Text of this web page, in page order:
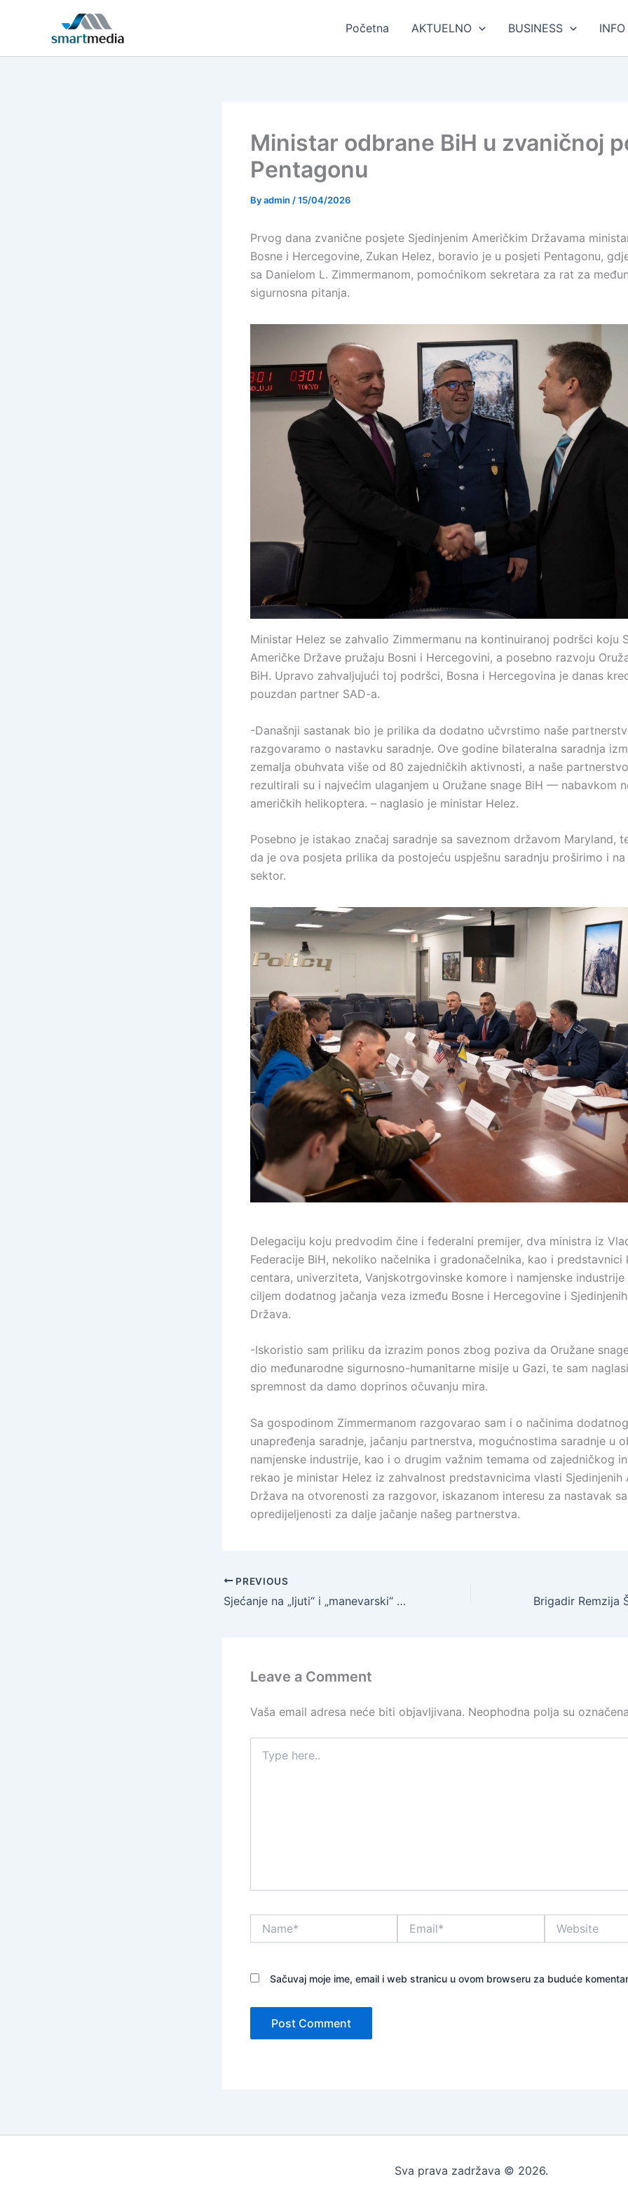
Početna AKTUELNO BUSINESS INFO
Ministar odbrane BiH u zvaničnoj
Pentagonu
Byadmin /15/04/2026
Prvog dana zvanične posjete Sjedinjenim Američkim Državama
Bosne i Hercegovine, Zukan Helez, boravio je u posjeti Pentagonu,
sa Danielom L. Zimmermanom, pomoćnikom sekretara za rat za
sigurnosna pitanja.
Ministar Helez se zahvalio Zimmermanu na kontinuiranoj podršci koju
Američke Države pružaju Bosni i Hercegovini, a posebno razvoju
BiH. Upravo zahvaljujući toj podršci, Bosna i Hercegovina je danas
pouzdan partner SAD-a.
-Današnji sastanak bio je prilika da dodatno učvrstimo naše
razgovaramo o nastavku saradnje. Ove godine bilateralna saradnja
zemalja obuhvata više od 80 zajedničkih aktivnosti, a naše
rezultirali su i najvećim ulaganjem u Oružane snage BiH — nabavkom
američkih helikoptera. – naglasio je ministar Helez.
Posebno je istakao značaj saradnje sa saveznom državom Maryland,
da je ova posjeta prilika da postojeću uspješnu saradnju proširimo i
sektor.
Delegaciju koju predvodim čine i federalni premijer, dva ministra iz
Federacije BiH, nekoliko načelnika i gradonačelnika, kao i predstavnici
centara, univerziteta, Vanjskotrgovinske komore i namjenske
ciljem dodatnog jačanja veza između Bosne i Hercegovine i
Država.
-Iskoristio sam priliku da izrazim ponos zbog poziva da Oružane
dio međunarodne sigurnosno-humanitarne misije u Gazi, te sam
spremnost da damo doprinos očuvanju mira.
Sa gospodinom Zimmermanom razgovarao sam i o načinima dodatnog
unapređenja saradnje, jačanju partnerstva, mogućnostima saradnje u
namjenske industrije, kao i o drugim važnim temama od zajedničkog
rekao je ministar Helez iz zahvalnost predstavnicima vlasti Sjedinjenih
Država na otvorenosti za razgovor, iskazanom interesu za nastavak
opredijeljenosti za dalje jačanje našeg partnerstva.
PREVIOUS
Sjećanje na „ljuti“ i „manevarski“ Korpus Armije Republike BiH
Leave a Comment
Vaša email adresa neće biti objavljivana. Neophodna polja su
here..
Sačuvaj moje ime, email i web stranicu u ovom browseru za buduće
Sva prava zadržava © 2026.